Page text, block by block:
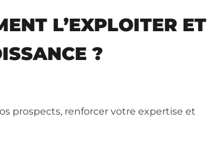
L’EXPLOITER ET
?
prospects, renforcer votre expertise et